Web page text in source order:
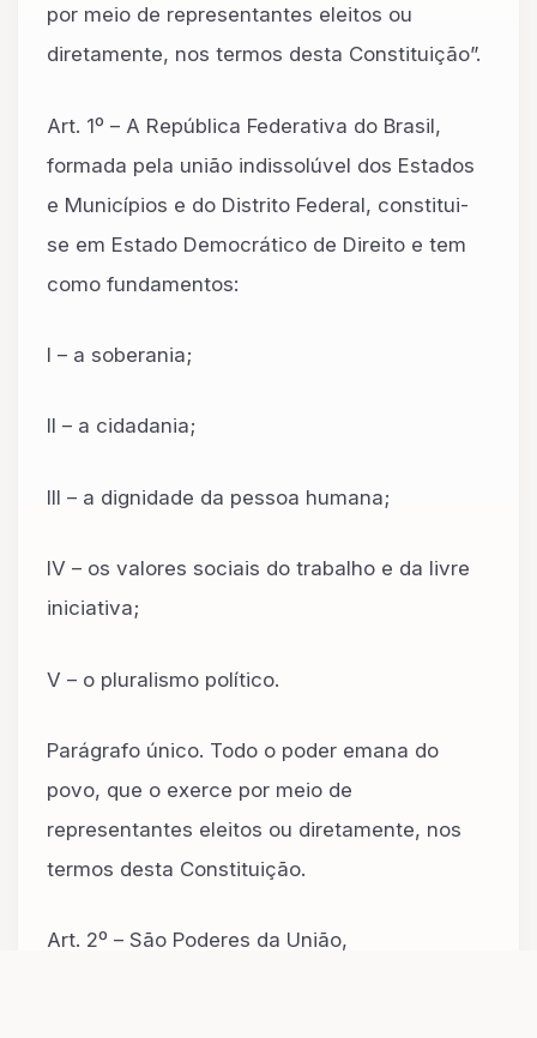
por meio de representantes eleitos ou
diretamente, nos termos desta Constituição”.
Art. 1º – A República Federativa do Brasil,
formada pela união indissolúvel dos Estados
e Municípios e do Distrito Federal, constitui-
se em Estado Democrático de Direito e tem
como fundamentos:
I – a soberania;
II – a cidadania;
III – a dignidade da pessoa humana;
IV – os valores sociais do trabalho e da livre
iniciativa;
V – o pluralismo político.
Parágrafo único. Todo o poder emana do
povo, que o exerce por meio de
representantes eleitos ou diretamente, nos
termos desta Constituição.
Art. 2º – São Poderes da União,